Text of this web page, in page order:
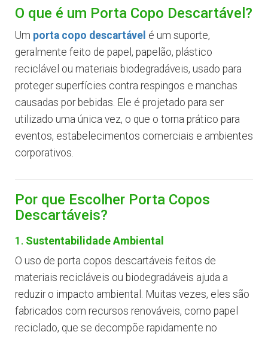
O que é um Porta Copo Descartável?
Um porta copo descartável é um suporte,
geralmente feito de papel, papelão, plástico
reciclável ou materiais biodegradáveis, usado para
proteger superfícies contra respingos e manchas
causadas por bebidas. Ele é projetado para ser
utilizado uma única vez, o que o torna prático para
eventos, estabelecimentos comerciais e ambientes
corporativos.
Por que Escolher Porta Copos
Descartáveis?
1. Sustentabilidade Ambiental
O uso de porta copos descartáveis feitos de
materiais recicláveis ou biodegradáveis ajuda a
reduzir o impacto ambiental. Muitas vezes, eles são
fabricados com recursos renováveis, como papel
reciclado, que se decompõe rapidamente no